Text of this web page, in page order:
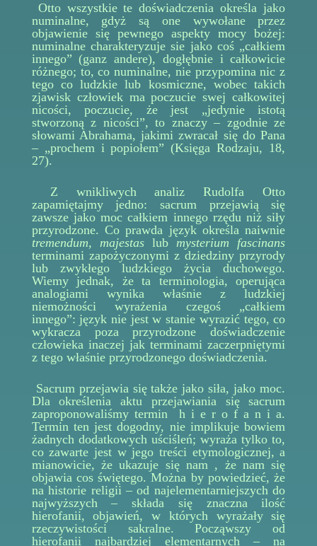
Otto wszystkie te doświadczenia określa jako
numinalne, gdyż są one wywołane przez
objawienie się pewnego aspekty mocy bożej:
numinalne charakteryzuje sie jako coś „całkiem
innego” (ganz andere), dogłębnie i całkowicie
różnego; to, co numinalne, nie przypomina nic z
tego co ludzkie lub kosmiczne, wobec takich
zjawisk człowiek ma poczucie swej całkowitej
nicości, poczucie, że jest „jedynie istotą
stworzoną z nicości”, to znaczy – zgodnie ze
słowami Abrahama, jakimi zwracał się do Pana
– „prochem i popiołem” (Księga Rodzaju, 18,
27).
Z wnikliwych analiz Rudolfa Otto
zapamiętajmy jedno: sacrum przejawią się
zawsze jako moc całkiem innego rzędu niż siły
przyrodzone. Co prawda język określa naiwnie
tremendum, majestaslubmysterium fascinans
terminami zapożyczonymi z dziedziny przyrody
lub zwykłego ludzkiego życia duchowego.
Wiemy jednak, że ta terminologia, operująca
analogiami wynika właśnie z ludzkiej
niemożności wyrażenia czegoś „całkiem
innego”: język nie jest w stanie wyrazić tego, co
wykracza poza przyrodzone doświadczenie
człowieka inaczej jak terminami zaczerpniętymi
z tego właśnie przyrodzonego doświadczenia.
Sacrum przejawia się także jako siła, jako moc.
Dla określenia aktu przejawiania się sacrum
zaproponowaliśmy termin h i e r o f a n i a.
Termin ten jest dogodny, nie implikuje bowiem
żadnych dodatkowych uściśleń; wyraża tylko to,
co zawarte jest w jego treści etymologicznej, a
mianowicie, że ukazuje się nam , że nam się
objawia cos świętego. Można by powiedzieć, że
na historie religii – od najelementarniejszych do
najwyższych – składa się znaczna ilość
hierofanii, objawień, w których wyrażały się
rzeczywistości sakralne. Począwszy od
hierofanii najbardziej elementarnych – na